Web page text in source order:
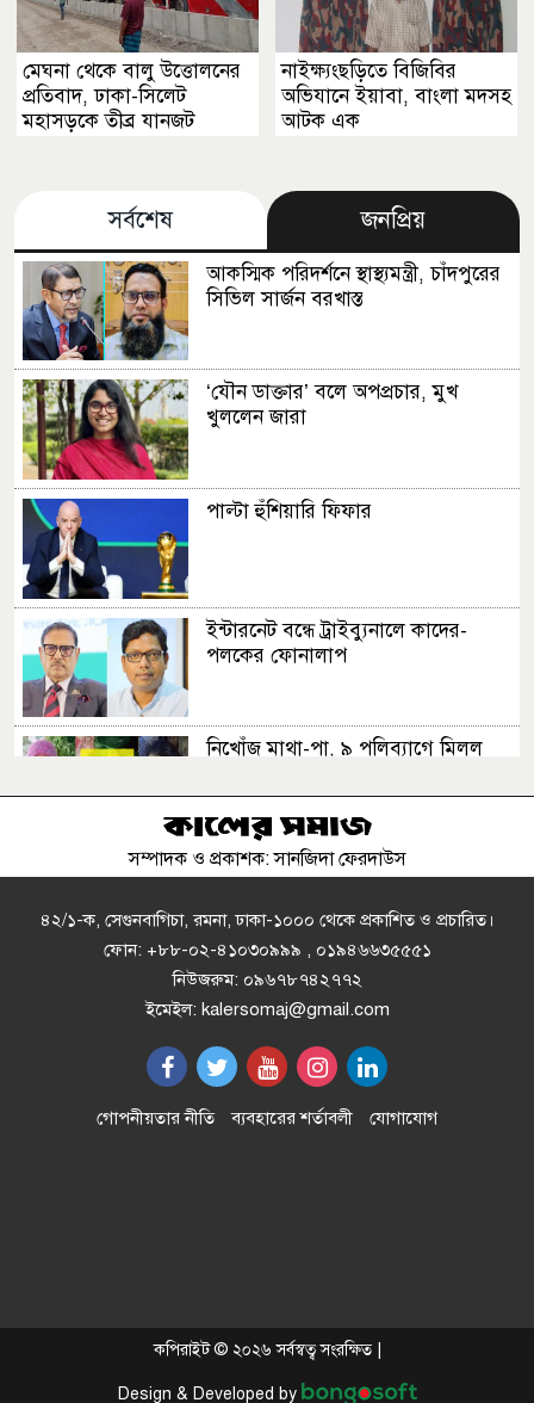
মেঘনা থেকে বালু উত্তোলনের
প্রতিবাদ, ঢাকা-সিলেট
মহাসড়কে তীব্র যানজট
নাইক্ষ্যংছড়িতে বিজিবির
অভিযানে ইয়াবা, বাংলা মদসহ
আটক এক
সর্বশেষ জনপ্রিয়
আকস্মিক পরিদর্শনে স্থাস্থ্যমন্ত্রী, চাঁদপুরের
সিভিল সার্জন বরখাস্ত
‘যৌন ডাক্তার’ বলে অপপ্রচার, মুখ
খুললেন জারা
পাল্টা হুঁশিয়ারি ফিফার
ইন্টারনেট বন্ধে ট্রাইব্যুনালে কাদের-
পলকের ফোনালাপ
নিখোঁজ মাথা-পা, ৯ পলিব্যাগে মিলল
রাষ্ট্রপতি নির্বাচনে দুটি মনোনয়ন ফরম
মাতারবাড়ি পৌঁছেছেন প্রধানমন্ত্রী তারেক
রহমান
বাংলাদেশি পাসপোর্টধারীদের কেন
লাউঞ্জেই থাকতে হলো?
কয়রায় চক্ষু শিবির ক্যাম্প ঘিরে আগাম
প্রচারণায় ব্যস্ত বিএনপি নেতা হাসান
সম্পাদক ও প্রকাশক: সানজিদা ফেরদাউস
৪২/১-ক, সেগুনবাগিচা, রমনা, ঢাকা-১০০০ থেকে প্রকাশিত ও প্রচারিত।
ফোন: +৮৮-০২-৪১০৩০৯৯৯ , ০১৯৪৬৬৩৫৫৫১
নিউজরুম: ০৯৬৭৮৭৪২৭৭২
ইমেইল: kalersomaj@gmail.com
গোপনীয়তার নীতি ব্যবহারের শর্তাবলী যোগাযোগ
কপিরাইট © ২০২৬ সর্বস্বত্ব সংরক্ষিত |
Design & Developed by